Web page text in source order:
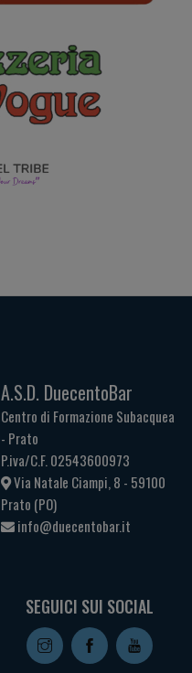
A.S.D. DuecentoBar
Centro di Formazione Subacquea
- Prato
P.iva/C.F. 02543600973
Via Natale Ciampi, 8 - 59100
Prato (PO)
info@duecentobar.it
SEGUICI SUI SOCIAL